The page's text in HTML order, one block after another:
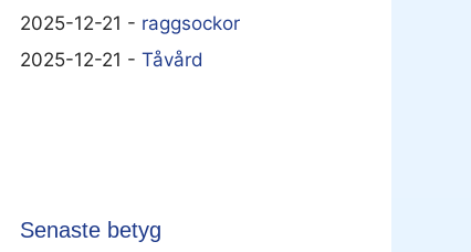
2025-12-21 - raggsockor
2025-12-21 - Tåvård
Senaste betyg